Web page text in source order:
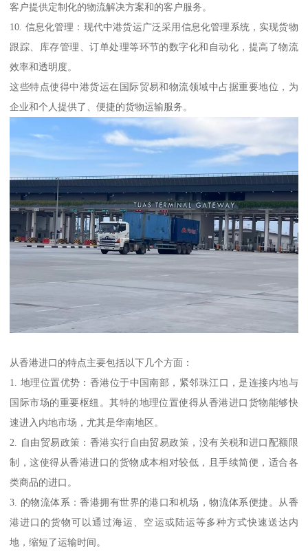
客户提供定制化的物流解决方案和的客户服务。
10. 信息化管理：现代中港货运广泛采用信息化管理系统，实现货物
跟踪、库存管理、订单处理等环节的数字化和自动化，提高了物流
效率和透明度。
这些特点使得中港货运在国际贸易和物流领域中占据重要地位，为
企业和个人提供了、便捷的货物运输服务。
从香港进口的特点主要包括以下几个方面：
1. 地理位置优势：香港位于中国南部，紧邻珠江口，是连接内地与
国际市场的重要枢纽。其特的地理位置使得从香港进口货物能够快
速进入内地市场，尤其是华南地区。
2. 自由贸易政策：香港实行自由贸易政策，没有关税和进口配额限
制，这使得从香港进口的货物成本相对较低，且手续简便，适合各
类商品的进口。
3. 的物流体系：香港拥有世界的港口和机场，物流体系便捷。从香
港进口的货物可以通过海运、空运或陆运等多种方式快速送达内
地，缩短了运输时间。